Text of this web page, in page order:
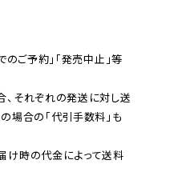
のご予約」「発売中止」等
、それぞれの発送に対し送
場合の「代引手数料」も
け時の代金によって送料